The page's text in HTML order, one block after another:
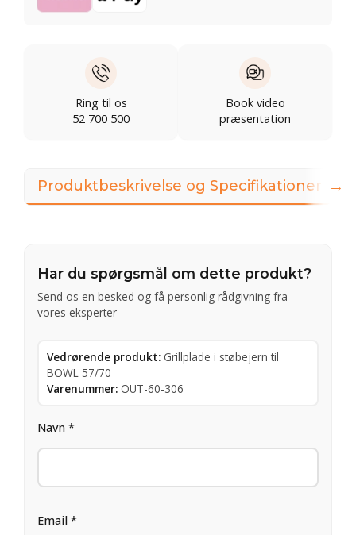
Ring til os
52 700 500
Book video
præsentation
Produktbeskrivelse og Specifikationer
Har du spørgsmål om dette produkt?
Send os en besked og få personlig rådgivning fra
vores eksperter
Vedrørende produkt: Grillplade i støbejern til
BOWL 57/70
Varenummer: OUT-60-306
Navn *
Email *
→